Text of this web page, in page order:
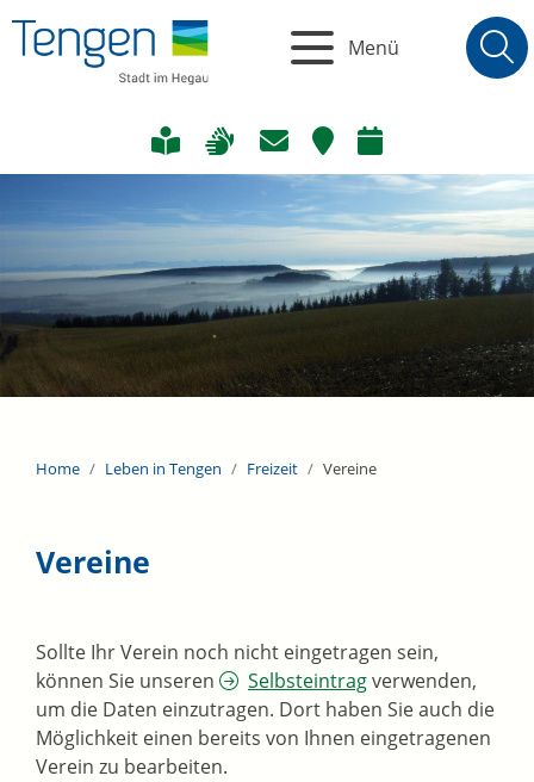
Menü
Home Leben in Tengen Freizeit Vereine
Vereine
Sollte Ihr Verein noch nicht eingetragen sein,
können Sie unseren
Selbsteintragverwenden,
um die Daten einzutragen. Dort haben Sie auch die
Möglichkeit einen bereits von Ihnen eingetragenen
Verein zu bearbeiten.